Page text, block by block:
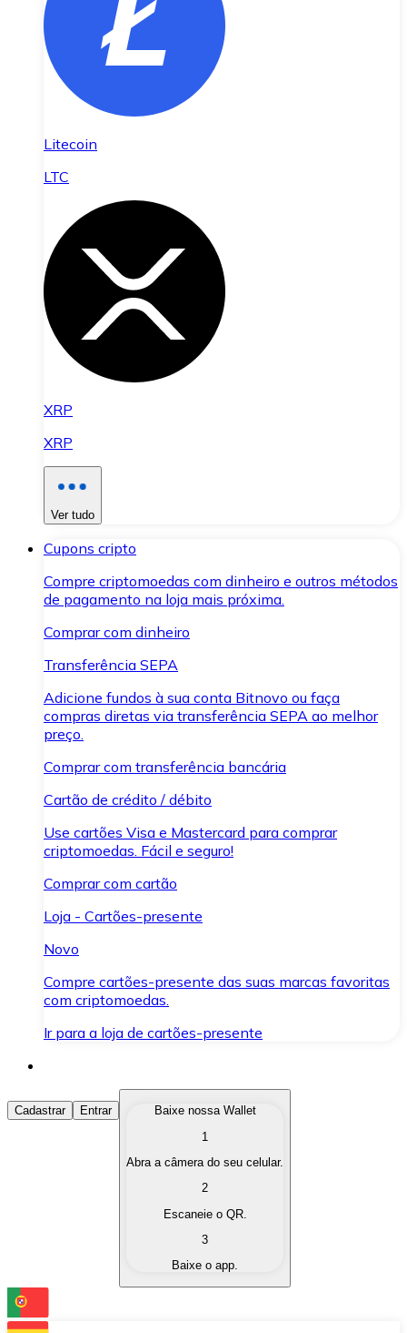
Litecoin
LTC
XRP
XRP
Ver tudo
Cupons cripto
Compre criptomoedas com dinheiro e outros métodos
de pagamento na loja mais próxima.
Comprar com dinheiro
Transferência SEPA
Adicione fundos à sua conta Bitnovo ou faça
compras diretas via transferência SEPA ao melhor
preço.
Comprar com transferência bancária
Cartão de crédito / débito
Use cartões Visa e Mastercard para comprar
criptomoedas. Fácil e seguro!
Comprar com cartão
Loja - Cartões-presente
Novo
Compre cartões-presente das suas marcas favoritas
com criptomoedas.
Ir para a loja de cartões-presente
Comprar Criptomoedas
Compre as criptomoedas de seu interesse de forma
Converta suas criptomoedas em moeda fiduciária
Troque uma criptomoeda por outra
Cadastrar Entrar
Baixe nossa Wallet
1
Abra a câmera do seu celular.
2
Escaneie o QR.
3
Baixe o app.